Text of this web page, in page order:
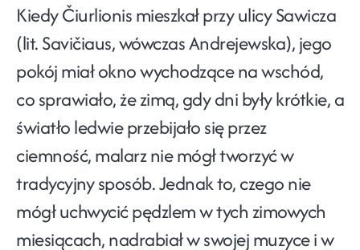
Kiedy Čiurlionis mieszkał przy ulicy Sawicza
(lit. Savičiaus, wówczas Andrejewska), jego
pokój miał okno wychodzące na wschód,
co sprawiało, że zimą, gdy dni były krótkie, a
światło ledwie przebijało się przez
ciemność, malarz nie mógł tworzyć w
tradycyjny sposób. Jednak to, czego nie
mógł uchwycić pędzlem w tych zimowych
miesiącach, nadrabiał w swojej muzyce i w